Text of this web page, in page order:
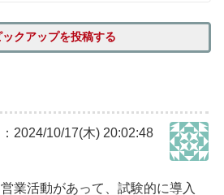
クアップを投稿する
2024/10/17(木) 20:02:48
業活動があって、試験的に導入